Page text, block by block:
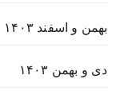
بهمن و اسفند ۱۴۰۳
دی و بهمن ۱۴۰۳